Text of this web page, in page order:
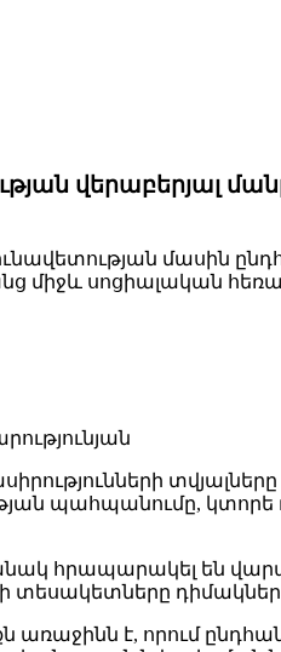
վերաբերյալ
մասին
միջև սոցիալական
պահպանումը,
հրապարակել են
դիմակներ
է, որում